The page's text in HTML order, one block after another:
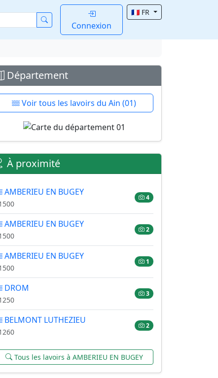
Connexion
🇫🇷 FR
Département
Voir tous les lavoirs du Ain (01)
À proximité
AMBERIEU EN BUGEY
4
AMBERIEU EN BUGEY
2
AMBERIEU EN BUGEY
1
DROM
3
BELMONT LUTHEZIEU
2
Tous les lavoirs à AMBERIEU EN BUGEY